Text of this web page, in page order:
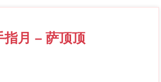
当烦恼能开出
dāng fánnǎo
Khi buồn phiền
mò tíngxiē gěi
Đừng ngừng
月 – 萨顶顶